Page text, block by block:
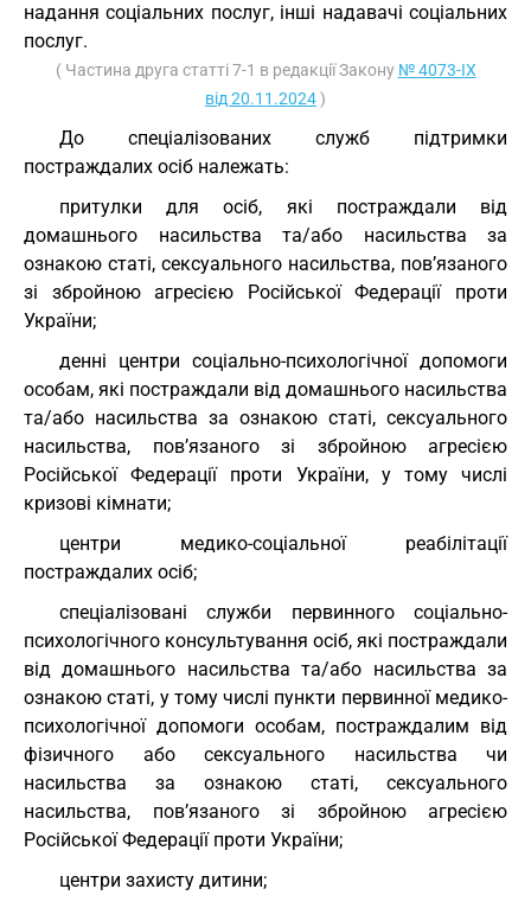
надання соціальних послуг, інші надавачі соціальних
послуг.
( Частина друга статті 7-1 в редакції Закону № 4073-IX
від 20.11.2024)
До спеціалізованих служб підтримки
постраждалих осіб належать:
притулки для осіб, які постраждали від
домашнього насильства та/або насильства за
ознакою статі, сексуального насильства, пов’язаного
зі збройною агресією Російської Федерації проти
України;
денні центри соціально-психологічної допомоги
особам, які постраждали від домашнього насильства
та/або насильства за ознакою статі, сексуального
насильства, пов’язаного зі збройною агресією
Російської Федерації проти України, у тому числі
кризові кімнати;
центри медико-соціальної реабілітації
постраждалих осіб;
спеціалізовані служби первинного соціально-
психологічного консультування осіб, які постраждали
від домашнього насильства та/або насильства за
ознакою статі, у тому числі пункти первинної медико-
психологічної допомоги особам, постраждалим від
фізичного або сексуального насильства чи
насильства за ознакою статі, сексуального
насильства, пов’язаного зі збройною агресією
Російської Федерації проти України;
центри захисту дитини;